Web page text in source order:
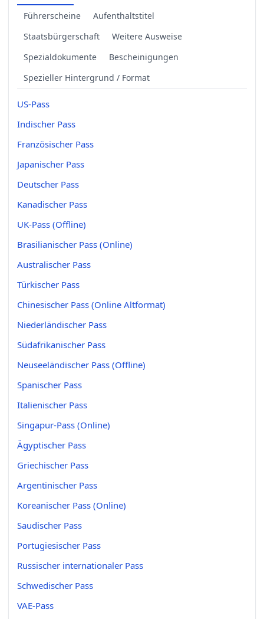
Führerscheine
Aufenthaltstitel
Staatsbürgerschaft
Weitere Ausweise
Spezialdokumente
Bescheinigungen
Spezieller Hintergrund / Format
US-Pass
Indischer Pass
Französischer Pass
Japanischer Pass
Deutscher Pass
Kanadischer Pass
UK-Pass (Offline)
Brasilianischer Pass (Online)
Australischer Pass
Türkischer Pass
Chinesischer Pass (Online Altformat)
Niederländischer Pass
Südafrikanischer Pass
Neuseeländischer Pass (Offline)
Spanischer Pass
Italienischer Pass
Singapur-Pass (Online)
Ägyptischer Pass
Griechischer Pass
Argentinischer Pass
Koreanischer Pass (Online)
Saudischer Pass
Portugiesischer Pass
Russischer internationaler Pass
Schwedischer Pass
VAE-Pass